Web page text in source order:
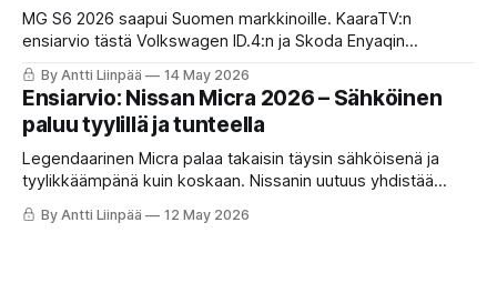
MG S6 2026 saapui Suomen markkinoille. KaaraTV:n
ensiarvio tästä Volkswagen ID.4:n ja Skoda Enyaqin
kokoluokkaan sijoittuvasta uutuudesta, jonka hinta-
varustelu-suhde panee kilpailijat koville.
By Antti Liinpää 14 May 2026
Ensiarvio: Nissan Micra 2026 – Sähköinen
paluu tyylillä ja tunteella
Legendaarinen Micra palaa takaisin täysin sähköisenä ja
tyylikkäämpänä kuin koskaan. Nissanin uutuus yhdistää
Renault 5:n teknisen pohjan ja täysin uniikin, futuristisen
ulkokuoren. Lue ja katso KaaraTV:n ensiarvio.
By Antti Liinpää 12 May 2026